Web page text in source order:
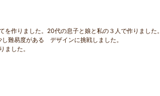
作りました。20代の息子と娘と私の３人で作りました。
難易度がある デザインに挑戦しました。
した。